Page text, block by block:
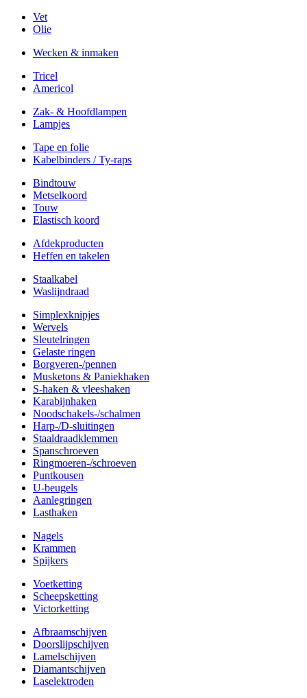
Vet
Olie
Wecken & inmaken
Tricel
Americol
Zak- & Hoofdlampen
Lampjes
Tape en folie
Kabelbinders / Ty-raps
Bindtouw
Metselkoord
Touw
Elastisch koord
Afdekproducten
Heffen en takelen
Staalkabel
Waslijndraad
Simplexknipjes
Wervels
Sleutelringen
Gelaste ringen
Borgveren-/pennen
Musketons & Paniekhaken
S-haken & vleeshaken
Karabijnhaken
Noodschakels-/schalmen
Harp-/D-sluitingen
Staaldraadklemmen
Spanschroeven
Ringmoeren-/schroeven
Puntkousen
U-beugels
Aanlegringen
Lasthaken
Nagels
Krammen
Spijkers
Voetketting
Scheepsketting
Victorketting
Afbraamschijven
Doorslijpschijven
Lamelschijven
Diamantschijven
Laselektroden